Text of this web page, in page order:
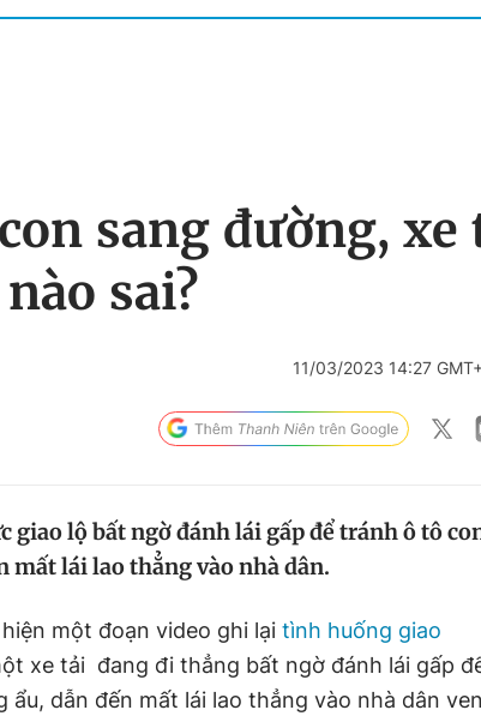
sang đường,
sai?
11/03/2023 14:27
giao lộ bất ngờ đánh lái gấp để tránh ô tô
mất lái lao thẳng vào nhà dân.
một đoạn video ghi lại tình huống giao
xe tải đang đi thẳng bất ngờ đánh lái gấp
dẫn đến mất lái lao thẳng vào nhà dân ven